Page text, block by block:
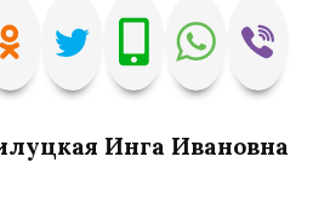
Инга Ивановна